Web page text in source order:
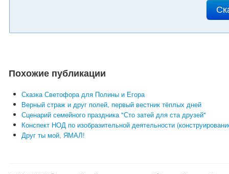
Похожие публикации
Сказка Светофора для Полины и Егора
Верный страж и друг полей, первый вестник тёплых дней
Сценарий семейного праздника "Сто затей для ста друзей"
Конспект НОД по изобразительной деятельности
Друг ты мой, ЯМАЛ!